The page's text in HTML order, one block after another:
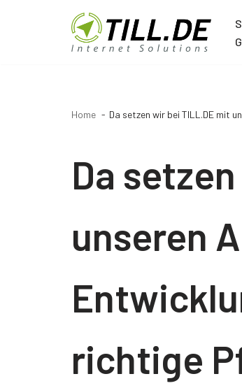
Google Tag Manager Agentur
Joachim Schröder
12 Jahre Google Trainer
Der richtige Seminartyp
Rezension
Teilnehmerbericht 1
Home Da setzen wir bei TILL.DE mit
Da
unseren
richtige